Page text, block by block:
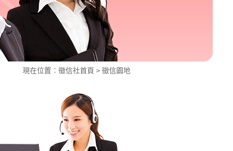
現在位置： 徵信社首頁 > 徵信園地